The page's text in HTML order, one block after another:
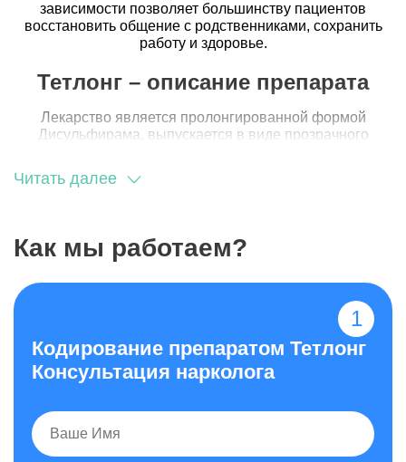
зависимости позволяет большинству пациентов
восстановить общение с родственниками, сохранить
работу и здоровье.
Тетлонг – описание препарата
Лекарство является пролонгированной формой
Дисульфирама, выпускается в виде прозрачного
действующего вещества. После введения лекарства в
сохранение лечебного эффекта.
Читать далее
Как мы работаем?
Кодирование препаратом Тетлонг
Консультация нарколога